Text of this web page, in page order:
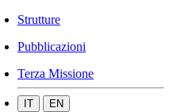
Strutture
Pubblicazioni
Terza Missione
IT EN